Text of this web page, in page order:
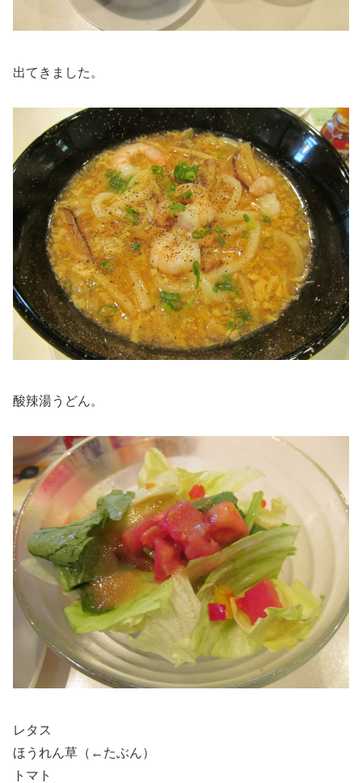
出てきました。
酸辣湯うどん。
レタス
ほうれん草（←たぶん）
トマト